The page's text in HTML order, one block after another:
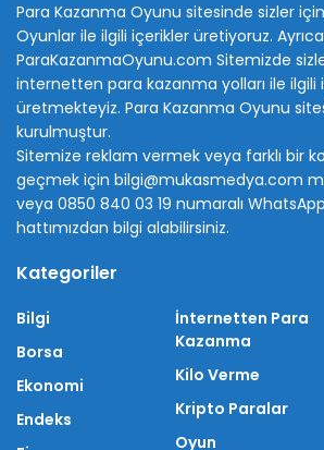
Para Kazanma Oyunu sitesinde sizler
Oyunlar ile ilgili içerikler üretiyoruz. Ayrıca
ParaKazanmaOyunu.com Sitemizde
internetten para kazanma yolları ile ilgili
üretmekteyiz. Para Kazanma Oyunu
kurulmuştur.
Sitemize reklam vermek veya farklı bir
geçmek için bilgi@mukasmedya.com
veya 0850 840 03 19 numaralı
hattımızdan bilgi alabilirsiniz.
Kategoriler
Bilgi
Borsa
Ekonomi
Endeks
İnternetten Para
Kazanma
Kilo Verme
Kripto Paralar
Oyun